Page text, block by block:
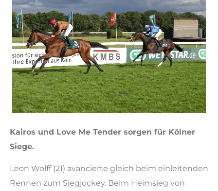
Kairos und Love Me Tender sorgen für Kölner
Siege.
Leon Wolff (21) avancierte gleich beim einleitenden
Rennen zum Siegjockey. Beim Heimsieg von